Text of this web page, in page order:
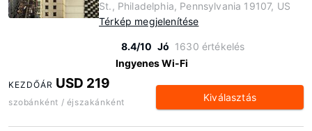
St., Philadelphia, Pennsylvania 19107, US
Térkép megjelenítése
8.4/10 Jó 1630 értékelés
Ingyenes Wi-Fi
KEZDŐÁR USD 219
szobánként / éjszakánként Kiválasztás